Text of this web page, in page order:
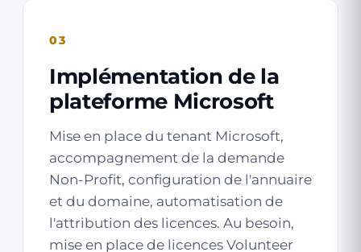
03
Implémentation de la
plateforme Microsoft
Mise en place du tenant Microsoft,
accompagnement de la demande
Non-Profit, configuration de l'annuaire
et du domaine, automatisation de
l'attribution des licences. Au besoin,
mise en place de licences Volunteer